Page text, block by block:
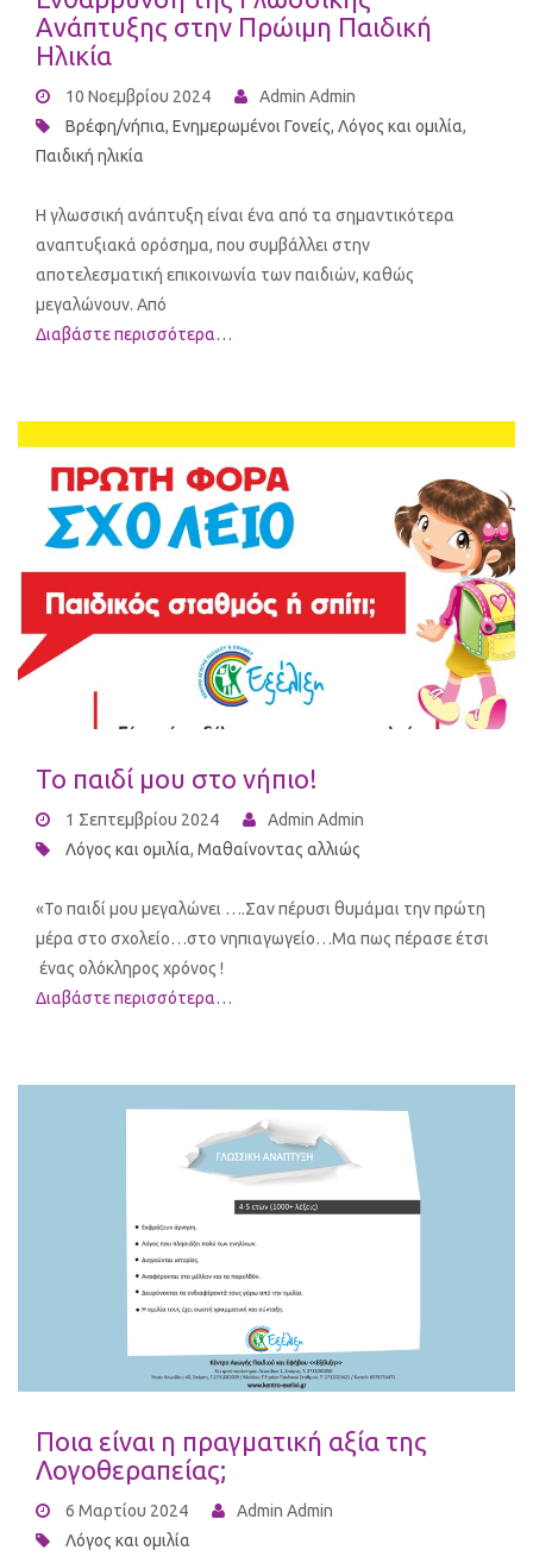
Ανάπτυξης στην Πρώιμη Παιδική
Ηλικία
10 Νοεμβρίου 2024
Admin Admin
Βρέφη/νήπια, Ενημερωμένοι Γονείς, Λόγος και ομιλία,
Παιδική ηλικία
Η γλωσσική ανάπτυξη είναι ένα από τα σημαντικότερα
αναπτυξιακά ορόσημα, που συμβάλλει στην
αποτελεσματική επικοινωνία των παιδιών, καθώς
μεγαλώνουν. Από
Διαβάστε περισσότερα…
Το παιδί μου στο νήπιο!
1 Σεπτεμβρίου 2024
Admin Admin
Λόγος και ομιλία, Μαθαίνοντας αλλιώς
«Το παιδί μου μεγαλώνει ….Σαν πέρυσι θυμάμαι την πρώτη
μέρα στο σχολείο…στο νηπιαγωγείο…Μα πως πέρασε έτσι
ένας ολόκληρος χρόνος !
Διαβάστε περισσότερα…
Ποια είναι η πραγματική αξία της
Λογοθεραπείας;
6 Μαρτίου 2024
Admin Admin
Λόγος και ομιλία